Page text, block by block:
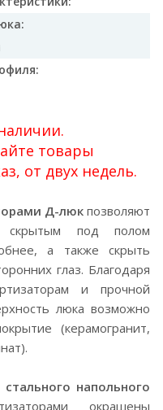
товары
от двух недель.
Д-люк позволяют
под полом
а также скрыть
глаз. Благодаря
и прочной
люка возможно
(керамогранит,
стального напольного
окрашены